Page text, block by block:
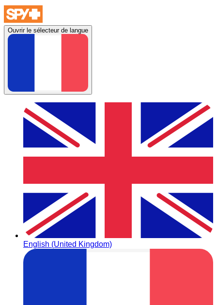
Ouvrir le sélecteur de langue
English (United Kingdom)